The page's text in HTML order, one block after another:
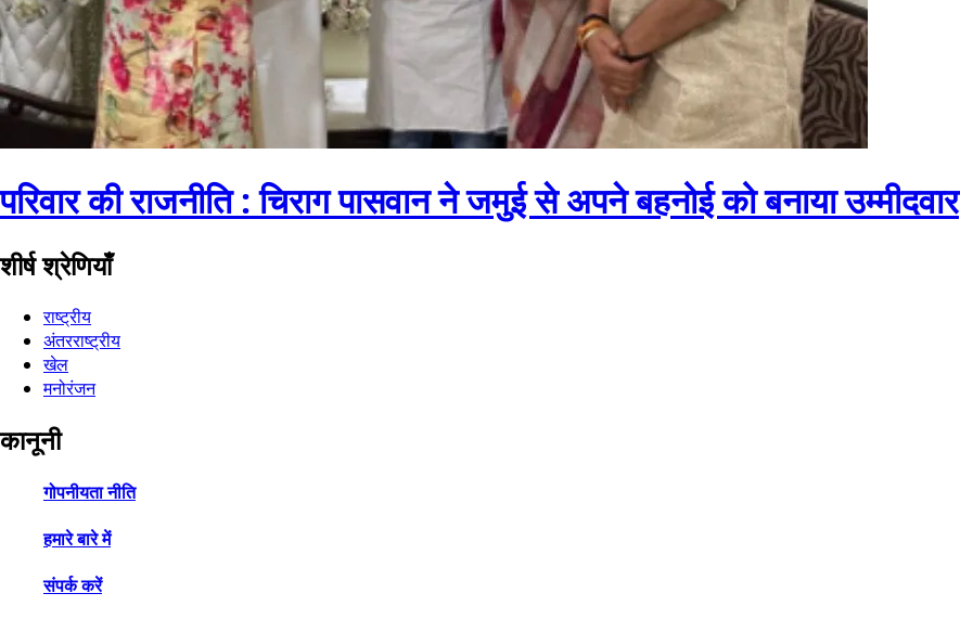
परिवार की राजनीति : चिराग पासवान ने जमुई से अपने बहनोई को बनाया उम्मीदवार
शीर्ष श्रेणियाँ
राष्ट्रीय
अंतरराष्ट्रीय
खेल
मनोरंजन
कानूनी
गोपनीयता नीति
हमारे बारे में
संपर्क करें